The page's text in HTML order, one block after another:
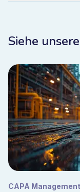
Siehe
CAPA Management